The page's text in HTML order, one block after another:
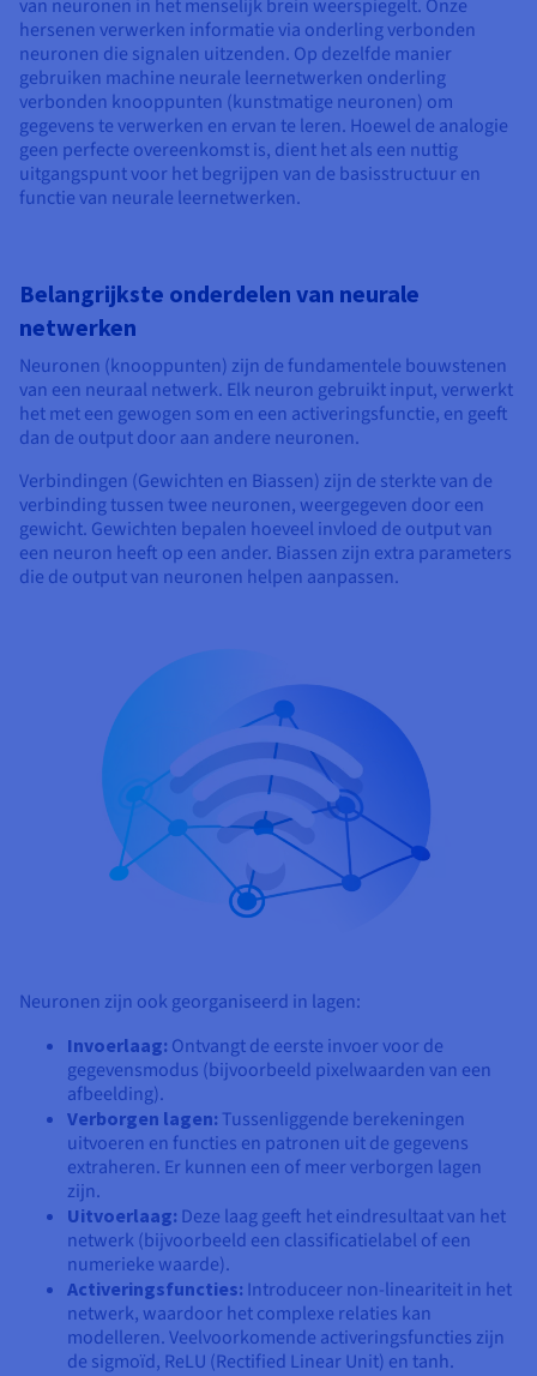
Tarieven
Beschikbaarheid per regio
Documentatie
Roadmap & Changelog
Monitoring
Roadmap & Changelog
Roadmap & Changelog
Roadmap & Changelog
Roadmap & Changelog
van neuronen in het menselijk brein weerspiegelt. Onze
hersenen verwerken informatie via onderling verbonden
neuronen die signalen uitzenden. Op dezelfde manier
gebruiken machine neurale leernetwerken onderling
verbonden knooppunten (kunstmatige neuronen) om
gegevens te verwerken en ervan te leren. Hoewel de analogie
geen perfecte overeenkomst is, dient het als een nuttig
uitgangspunt voor het begrijpen van de basisstructuur en
functie van neurale leernetwerken.
Belangrijkste onderdelen van neurale
netwerken
Neuronen (knooppunten) zijn de fundamentele bouwstenen
van een neuraal netwerk. Elk neuron gebruikt input, verwerkt
het met een gewogen som en een activeringsfunctie, en geeft
dan de output door aan andere neuronen.
Verbindingen (Gewichten en Biassen) zijn de sterkte van de
verbinding tussen twee neuronen, weergegeven door een
gewicht. Gewichten bepalen hoeveel invloed de output van
een neuron heeft op een ander. Biassen zijn extra parameters
die de output van neuronen helpen aanpassen.
Neuronen zijn ook georganiseerd in lagen:
Invoerlaag: Ontvangt de eerste invoer voor de
gegevensmodus (bijvoorbeeld pixelwaarden van een
afbeelding).
Verborgen lagen: Tussenliggende berekeningen
uitvoeren en functies en patronen uit de gegevens
extraheren. Er kunnen een of meer verborgen lagen
zijn.
Uitvoerlaag: Deze laag geeft het eindresultaat van het
netwerk (bijvoorbeeld een classificatielabel of een
numerieke waarde).
Activeringsfuncties: Introduceer non-lineariteit in het
netwerk, waardoor het complexe relaties kan
modelleren. Veelvoorkomende activeringsfuncties zijn
de sigmoïd, ReLU (Rectified Linear Unit) en tanh.